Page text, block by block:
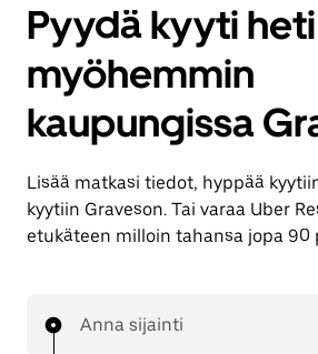
Pyydä kyyti
myöhemmin
kaupungissa
Lisää matkasi tiedot, hyppää
kyytiin Graveson. Tai varaa Uber
etukäteen milloin tahansa jopa 90
Anna sijainti